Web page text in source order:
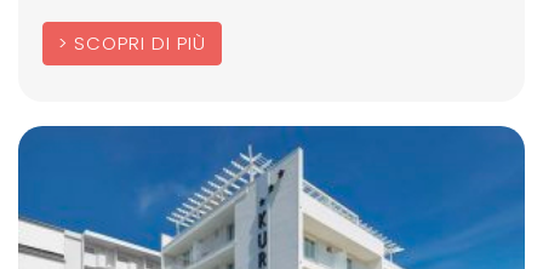
SCOPRI DI PIÙ